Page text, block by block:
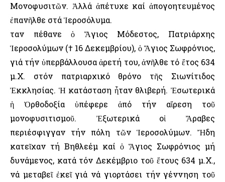
Μονοφυσιτῶν. Ἀλλά ἀπέτυχε καί ἀπογοητευμένος
ἐπανῆλθε στά Ἱεροσόλυμα.
Ὅταν πέθανε ὁ Ἅγιος Μόδεστος, Πατριάρχης
Ἱεροσολύμων († 16 Δεκεμβρίου), ὁ Ἅγιος Σωφρόνιος,
γιά τήν ὑπερβάλλουσα ἀρετή του, ἀνῆλθε τό ἔτος 634
μ.Χ. στόν πατριαρχικό θρόνο τῆς Σιωνίτιδος
Ἐκκλησίας. Ἡ κατάσταση ἦταν θλιβερή. Ἐσωτερικά
ἡ Ὀρθοδοξία ὑπέφερε ἀπό τήν αἵρεση τοῦ
μονοφυσιτισμοῦ. Ἐξωτερικά οἱ Ἄραβες
περιέσφιγγαν τήν πόλη τῶν Ἱεροσολύμων. Ἤδη
κατεῖχαν τή Βηθλεέμ καί ὁ Ἅγιος Σωφρόνιος μή
δυνάμενος, κατά τόν Δεκέμβριο τοῦ ἔτους 634 μ.Χ.,
νά μεταβεῖ ἐκεῖ γιά νά γιορτάσει τήν γέννηση τοῦ